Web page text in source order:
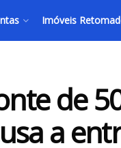
Imóveis
de
a